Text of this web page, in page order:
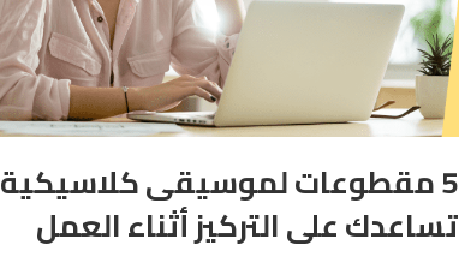
5 مقطوعات لموسيقى كلاسيكية
تساعدك على التركيز أثناء العمل